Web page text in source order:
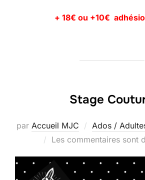
+ 18€ ou +10€
Stage
par Accueil MJC Ados /
Les commentaires sont